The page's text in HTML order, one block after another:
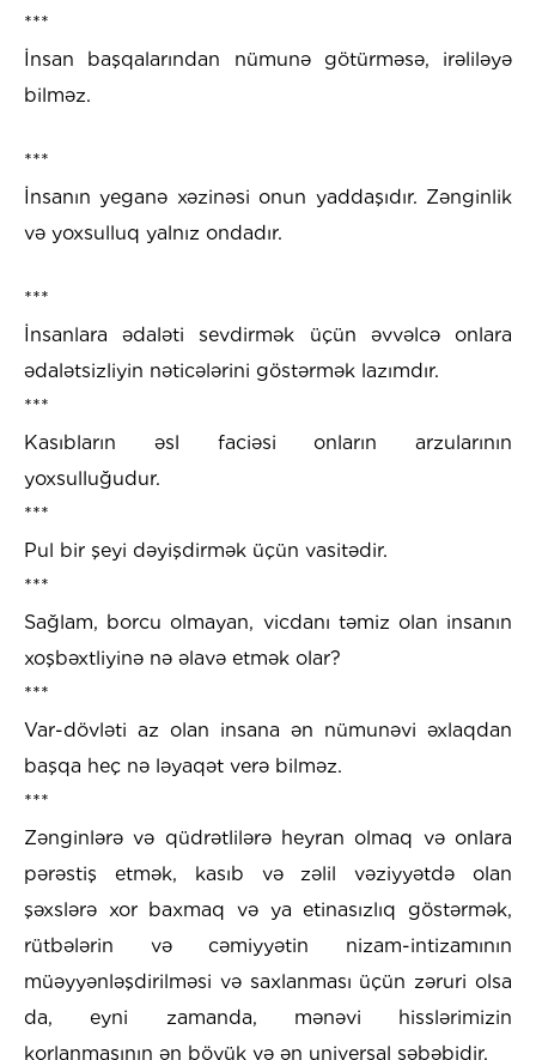
***
İnsan başqalarından nümunə götürməsə, irəliləyə
bilməz.
***
İnsanın yeganə xəzinəsi onun yaddaşıdır. Zənginlik
və yoxsulluq yalnız ondadır.
***
İnsanlara ədaləti sevdirmək üçün əvvəlcə onlara
ədalətsizliyin nəticələrini göstərmək lazımdır.
***
Kasıbların əsl faciəsi onların arzularının
yoxsulluğudur.
***
Pul bir şeyi dəyişdirmək üçün vasitədir.
***
Sağlam, borcu olmayan, vicdanı təmiz olan insanın
xoşbəxtliyinə nə əlavə etmək olar?
***
Var-dövləti az olan insana ən nümunəvi əxlaqdan
başqa heç nə ləyaqət verə bilməz.
***
Zənginlərə və qüdrətlilərə heyran olmaq və onlara
pərəstiş etmək, kasıb və zəlil vəziyyətdə olan
şəxslərə xor baxmaq və ya etinasızlıq göstərmək,
rütbələrin və cəmiyyətin nizam-intizamının
müəyyənləşdirilməsi və saxlanması üçün zəruri olsa
da, eyni zamanda, mənəvi hisslərimizin
korlanmasının ən böyük və ən universal səbəbidir.